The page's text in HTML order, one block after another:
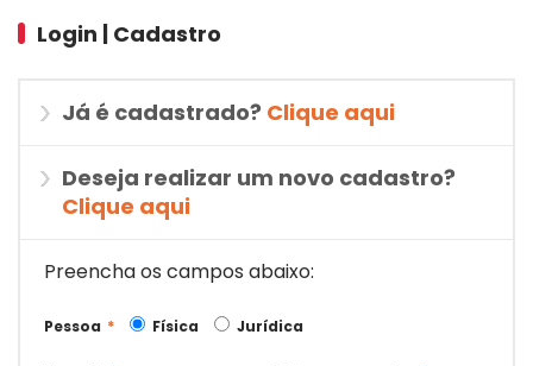
Login | Cadastro
Já é cadastrado? Clique aqui
Deseja realizar um novo cadastro?
Clique aqui
Preencha os campos abaixo:
Pessoa * Física Jurídica